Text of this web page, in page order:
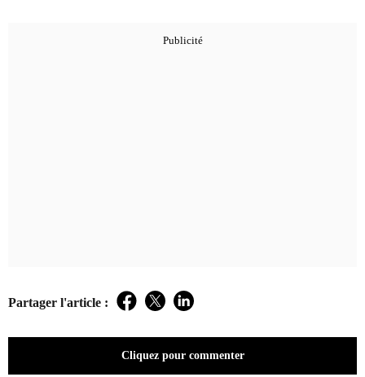
Partager l'article : Facebook
TwitterLinkedIn
Cliquez pour commenter